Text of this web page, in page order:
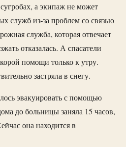
а экипаж не может
служб из-за проблем со связью
служба, которая отвечает
отказалась. А спасатели
помощи только к утру.
застряла в снегу.
эвакуировать с помощью
до больницы заняла 15 часов,
она находится в